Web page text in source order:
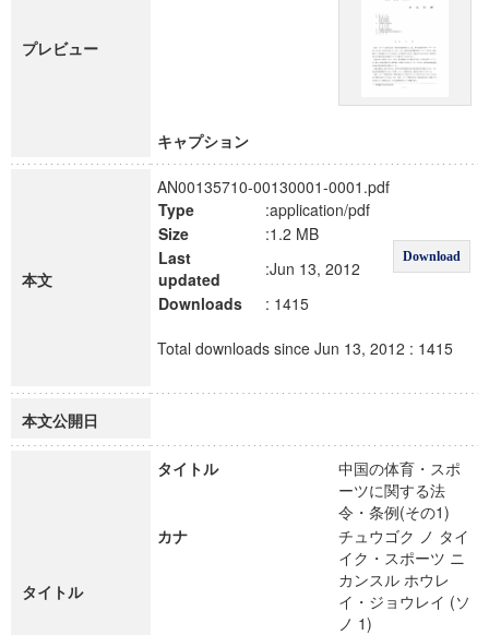
プレビュー
キャプション
本文
AN00135710-00130001-0001.pdf
Type
:application/pdf
Download
Size
:1.2 MB
Last
updated
:Jun 13, 2012
Downloads
: 1415
Total downloads since Jun 13, 2012 : 1415
本文公開日
タイトル
タイトル
中国の体育・スポ
ーツに関する法
令・条例(その1)
カナ
チュウゴク ノ タイ
イク・スポーツ ニ
カンスル ホウレ
イ・ジョウレイ (ソ
ノ 1)